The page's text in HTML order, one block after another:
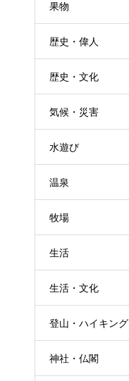
果物
歴史・偉人
歴史・文化
気候・災害
水遊び
温泉
牧場
生活
生活・文化
登山・ハイキング
神社・仏閣